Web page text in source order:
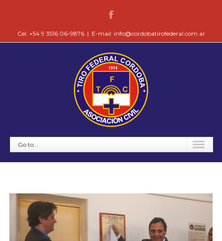
Cel. +54 9 3516 06-9876 | E-mail: info@cordobatirofederal.com.ar
Go to...